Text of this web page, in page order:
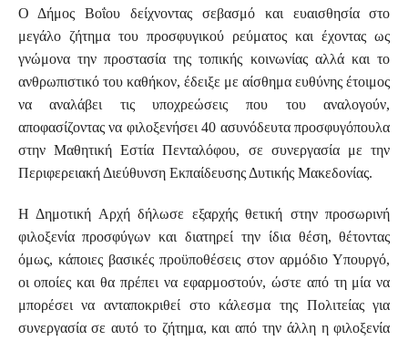
Ο Δήμος Βοΐου δείχνοντας σεβασμό και ευαισθησία στο
μεγάλο ζήτημα του προσφυγικού ρεύματος και έχοντας ως
γνώμονα την προστασία της τοπικής κοινωνίας αλλά και το
ανθρωπιστικό του καθήκον, έδειξε με αίσθημα ευθύνης έτοιμος
να αναλάβει τις υποχρεώσεις που του αναλογούν,
αποφασίζοντας να φιλοξενήσει 40 ασυνόδευτα προσφυγόπουλα
στην Μαθητική Εστία Πενταλόφου, σε συνεργασία με την
Περιφερειακή Διεύθυνση Εκπαίδευσης Δυτικής Μακεδονίας.
Η Δημοτική Αρχή δήλωσε εξαρχής θετική στην προσωρινή
φιλοξενία προσφύγων και διατηρεί την ίδια θέση, θέτοντας
όμως, κάποιες βασικές προϋποθέσεις στον αρμόδιο Υπουργό,
οι οποίες και θα πρέπει να εφαρμοστούν, ώστε από τη μία να
μπορέσει να ανταποκριθεί στο κάλεσμα της Πολιτείας για
συνεργασία σε αυτό το ζήτημα, και από την άλλη η φιλοξενία